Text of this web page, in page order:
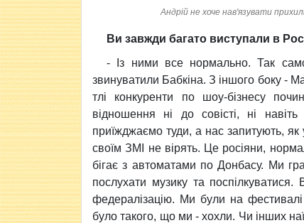
Андрій не хоче нав'язувати
Ви завжди багато виступали в
- Із ними все нормально. Так
звинуватили Бабкіна. З іншого боку -
тлі конкуренти по шоу-бізнесу
відношення ні до совісті, ні
приїжджаємо туди, а нас запитують,
своїм ЗМІ не вірять. Це росіяни,
бігає з автоматами по Донбасу. Ми
послухати музику та
федералізацію. Ми були на
було такого, що ми - хохли. Чи інших